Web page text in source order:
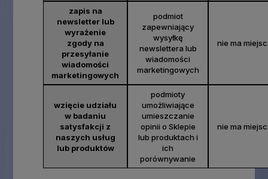
zapis na
newsletter lub
wyrażenie
zgody na
przesyłanie
wiadomości
marketingowych
podmiot
zapewniający
wysyłkę
newslettera lub
wiadomości
marketingowych
nie ma
wzięcie udziału
w badaniu
satysfakcji z
naszych usług
lub produktów
podmioty
umożliwiające
umieszczanie
opinii o Sklepie
lub produktach i
ich
porównywanie
nie ma